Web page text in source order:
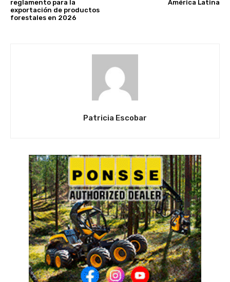
reglamento para la
exportación de productos
forestales en 2026
América Latina
Patricia Escobar